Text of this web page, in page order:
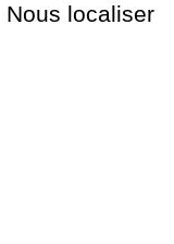
Nous localiser